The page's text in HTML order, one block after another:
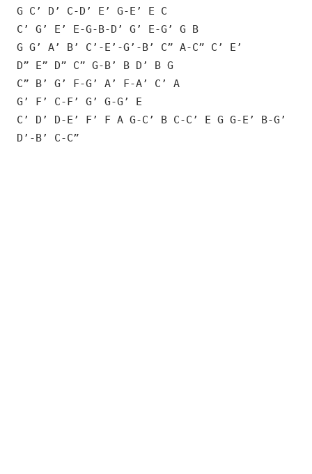
G C’ D’ C-D’ E’ G-E’ E C
C’ G’ E’ E-G-B-D’ G’ E-G’ G B
G G’ A’ B’ C’-E’-G’-B’ C” A-C” C’ E’
D” E” D” C” G-B’ B D’ B G
C” B’ G’ F-G’ A’ F-A’ C’ A
G’ F’ C-F’ G’ G-G’ E
C’ D’ D-E’ F’ F A G-C’ B C-C’ E G G-E’ B-G’
D’-B’ C-C”